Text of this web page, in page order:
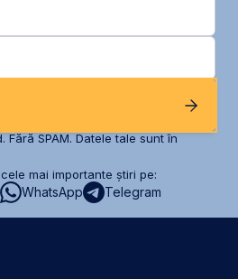
SPAM. Datele tale sunt în
mai importante știri pe:
WhatsApp Telegram